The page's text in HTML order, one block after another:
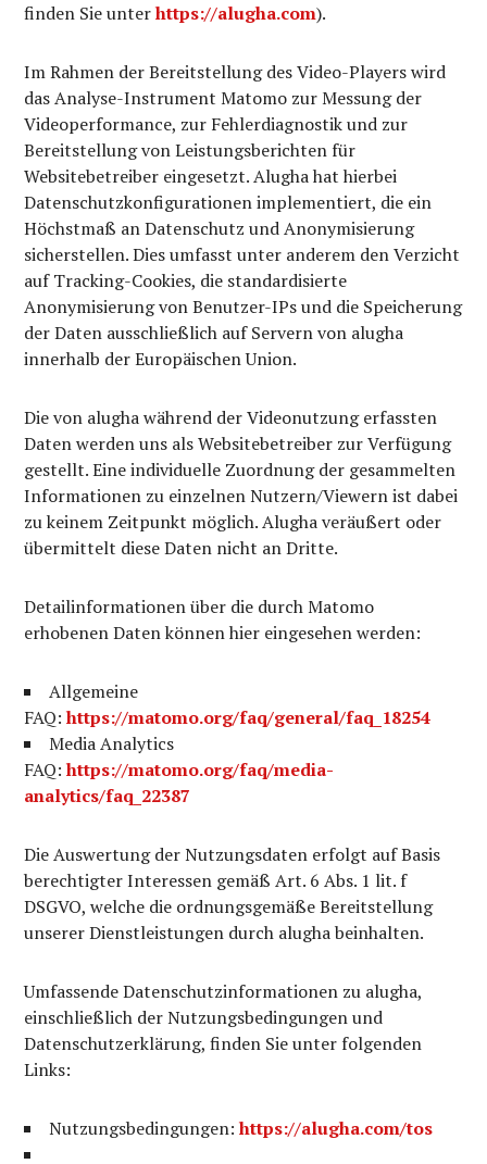
finden Sie unterhttps://alugha.com).
Im Rahmen der Bereitstellung des Video-Players wird
das Analyse-Instrument Matomo zur Messung der
Videoperformance, zur Fehlerdiagnostik und zur
Bereitstellung von Leistungsberichten für
Websitebetreiber eingesetzt. Alugha hat hierbei
Datenschutzkonfigurationen implementiert, die ein
Höchstmaß an Datenschutz und Anonymisierung
sicherstellen. Dies umfasst unter anderem den Verzicht
auf Tracking-Cookies, die standardisierte
Anonymisierung von Benutzer-IPs und die Speicherung
der Daten ausschließlich auf Servern von alugha
innerhalb der Europäischen Union.
Die von alugha während der Videonutzung erfassten
Daten werden uns als Websitebetreiber zur Verfügung
gestellt. Eine individuelle Zuordnung der gesammelten
Informationen zu einzelnen Nutzern/Viewern ist dabei
zu keinem Zeitpunkt möglich. Alugha veräußert oder
übermittelt diese Daten nicht an Dritte.
Detailinformationen über die durch Matomo
erhobenen Daten können hier eingesehen werden:
Allgemeine
FAQ:https://matomo.org/faq/general/faq_18254
Media Analytics
FAQ:https://matomo.org/faq/media-
analytics/faq_22387
Die Auswertung der Nutzungsdaten erfolgt auf Basis
berechtigter Interessen gemäß Art. 6 Abs. 1 lit. f
DSGVO, welche die ordnungsgemäße Bereitstellung
unserer Dienstleistungen durch alugha beinhalten.
Umfassende Datenschutzinformationen zu alugha,
einschließlich der Nutzungsbedingungen und
Datenschutzerklärung, finden Sie unter folgenden
Links:
Nutzungsbedingungen:https://alugha.com/tos